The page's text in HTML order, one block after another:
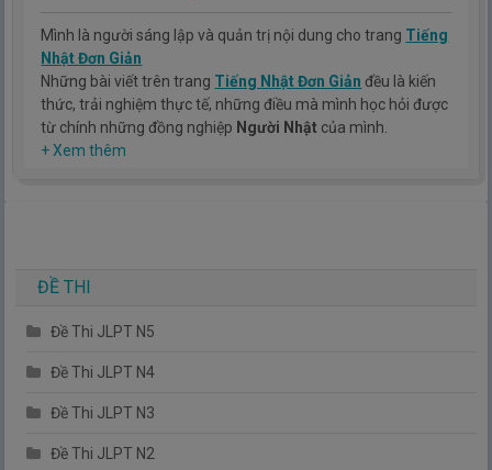
Mình là người sáng lập và quản trị nội dung cho trang Tiếng
Nhật Đơn Giản
Những bài viết trên trang Tiếng Nhật Đơn Giản đều là kiến
thức, trải nghiệm thực tế, những điều mà mình học hỏi được
từ chính những đồng nghiệp Người Nhật của mình.
Hy vọng rằng kinh nghiệm mà mình có được sẽ giúp các bạn
+ Xem thêm
ĐỀ THI
Đề Thi JLPT N5
Đề Thi JLPT N4
Đề Thi JLPT N3
Đề Thi JLPT N2